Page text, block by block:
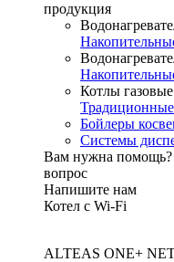
продукция
Котлы газовые
Традиционные
Бойлеры
Системы
Вам нужна помощь?
вопрос
Напишите нам
Котел с Wi-Fi
ALTEAS ONE+